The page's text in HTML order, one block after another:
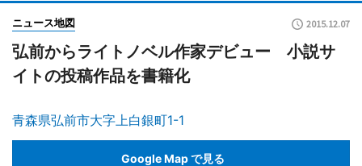
ニュース地図 2015.12.07
弘前からライトノベル作家デビュー 小説サ
イトの投稿作品を書籍化
青森県弘前市大字上白銀町1-1
Google Map で見る